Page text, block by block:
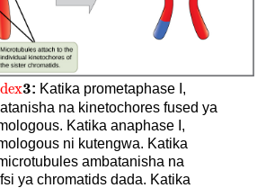
3
3: Katika prometaphase I,
na kinetochores fused ya
Katika anaphase I,
ni kutengwa. Katika
ambatanisha na
ya chromatids dada. Katika